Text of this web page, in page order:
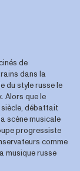
de
dans la
du style russe le
Alors que le
siècle, débattait
scène musicale
progressiste
comme
musique russe